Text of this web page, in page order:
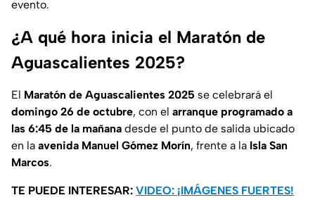
evento.
¿A qué hora inicia el Maratón de
Aguascalientes 2025?
El Maratón de Aguascalientes 2025 se celebrará el
domingo 26 de octubre, con el arranque programado a
las 6:45 de la mañana desde el punto de salida ubicado
en la avenida Manuel Gómez Morín, frente a la Isla San
Marcos.
TE PUEDE INTERESAR: VIDEO: ¡IMÁGENES FUERTES!